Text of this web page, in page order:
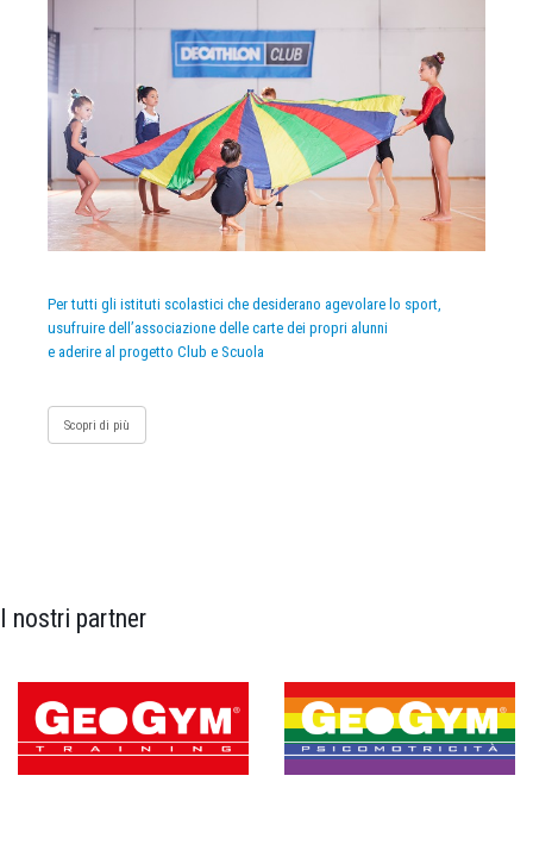
Per tutti gli istituti scolastici che desiderano agevolare lo sport,
usufruire dell’associazione delle carte dei propri alunni
e aderire al progetto Club e Scuola
Scopri di più
I nostri partner